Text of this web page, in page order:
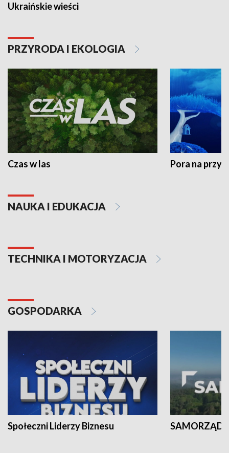
Ukraińskie wieści
PRZYRODA I EKOLOGIA
Czas w las Pora na
NAUKA I EDUKACJA
TECHNIKA I MOTORYZACJA
GOSPODARKA
Społeczni Liderzy Biznesu SAMORZĄD